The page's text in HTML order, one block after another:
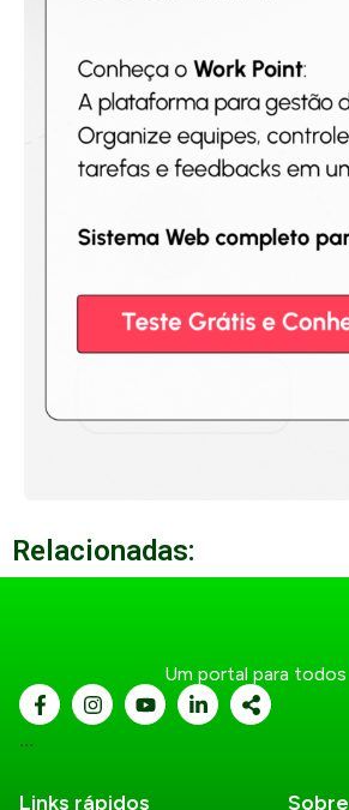
Relacionadas:
Um portal para todos
...
Links rápidos Sobre